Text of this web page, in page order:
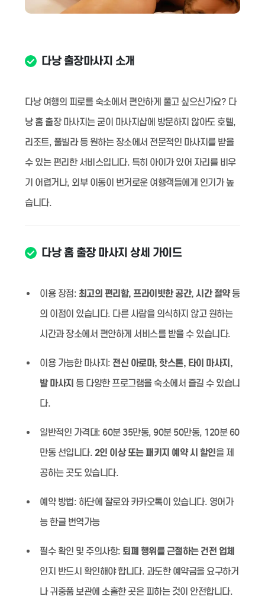
다낭 출장마사지 소개
다낭 여행의 피로를 숙소에서 편안하게 풀고 싶으신가요? 다
낭 홈 출장 마사지는 굳이 마사지샵에 방문하지 않아도 호텔,
리조트, 풀빌라 등 원하는 장소에서 전문적인 마사지를 받을
수 있는 편리한 서비스입니다. 특히 아이가 있어 자리를 비우
기 어렵거나, 외부 이동이 번거로운 여행객들에게 인기가 높
습니다.
다낭 홈 출장 마사지 상세 가이드
이용 장점: 최고의 편리함, 프라이빗한 공간, 시간 절약등
의 이점이 있습니다. 다른 사람을 의식하지 않고 원하는
시간과 장소에서 편안하게 서비스를 받을 수 있습니다.
이용 가능한 마사지: 전신 아로마, 핫스톤, 타이 마사지,
발 마사지 등 다양한 프로그램을 숙소에서 즐길 수 있습니
다.
일반적인 가격대: 60분 35만동, 90분 50만동, 120분 60
만동 선입니다. 2인 이상 또는 패키지 예약 시 할인을 제
공하는 곳도 있습니다.
예약 방법: 하단에 잘로와 카카오톡이 있습니다. 영어가
능 한글 번역가능
필수 확인 및 주의사항: 퇴폐 행위를 근절하는 건전 업체
인지 반드시 확인해야 합니다. 과도한 예약금을 요구하거
나 귀중품 보관에 소홀한 곳은 피하는 것이 안전합니다.